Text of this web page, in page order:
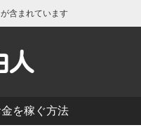
含まれています
人
を稼ぐ方法